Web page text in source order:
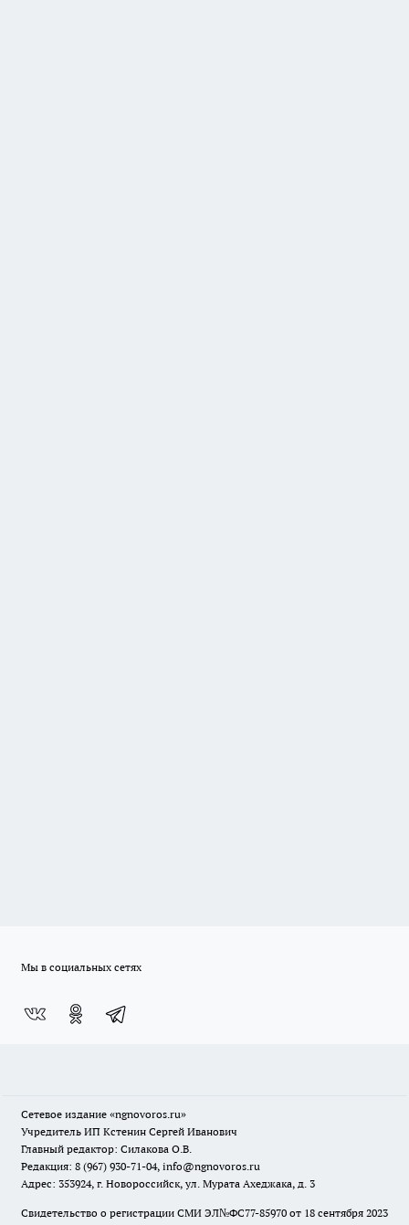
Мы в социальных сетях
Сетевое издание «ngnovoros.ru»
Учредитель ИП Кстенин Сергей Иванович
Главный редактор: Силакова О.В.
Редакция: 8 (967) 930-71-04, info@ngnovoros.ru
Адрес: 353924, г. Новороссийск, ул. Мурата Ахеджака, д. 3
Свидетельство о регистрации СМИ ЭЛ№ФС77-85970 от 18 сентября 2023